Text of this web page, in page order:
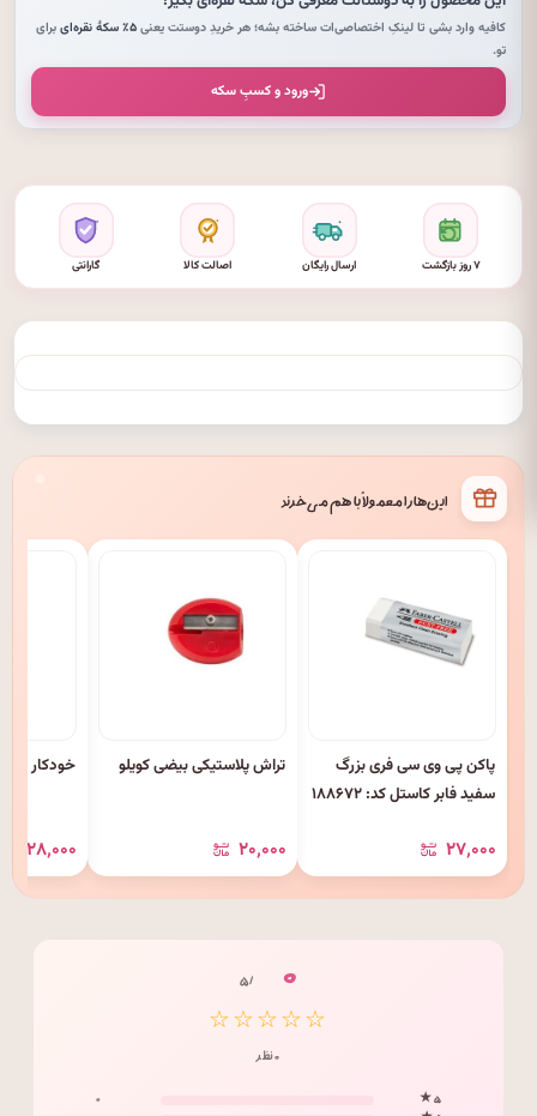
کافیه وارد بشی تا لینکِ اختصاصی‌ات ساخته بشه؛ هر خریدِ دوستت یعنی۵٪ سکهٔ نقره‌ای
برای
تو.
ورود و کسبِ سکه
۷ روز بازگشت ارسال رایگان اصالت کالا گارانتی
این‌ها را معمولاً با هم می‌خرند
پاکن پی وی سی فری بزرگ
سفید فابر کاستل کد: ۱۸۸۶۷۲
۲۷٬۰۰۰
تراش پلاستیکی بیضی کویلو
۲۰٬۰۰۰
خودکار ۱.۰ SP آبی پنتر
۲۸٬۰۰۰
۰ / ۵
☆☆☆☆☆
۰ نظر
۵ ★
۰